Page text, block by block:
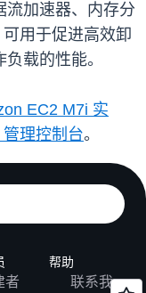
流加速器、内存分
用于促进高效卸
载的性能。
EC2 M7i 实
管理控制台。
者
帮助
联系我